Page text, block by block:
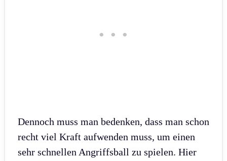
Dennoch muss man bedenken, dass man schon
recht viel Kraft aufwenden muss, um einen
sehr schnellen Angriffsball zu spielen. Hier